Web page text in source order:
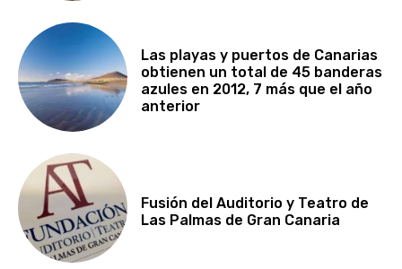
Las playas y puertos de Canarias
obtienen un total de 45 banderas
azules en 2012, 7 más que el año
anterior
Fusión del Auditorio y Teatro de
Las Palmas de Gran Canaria